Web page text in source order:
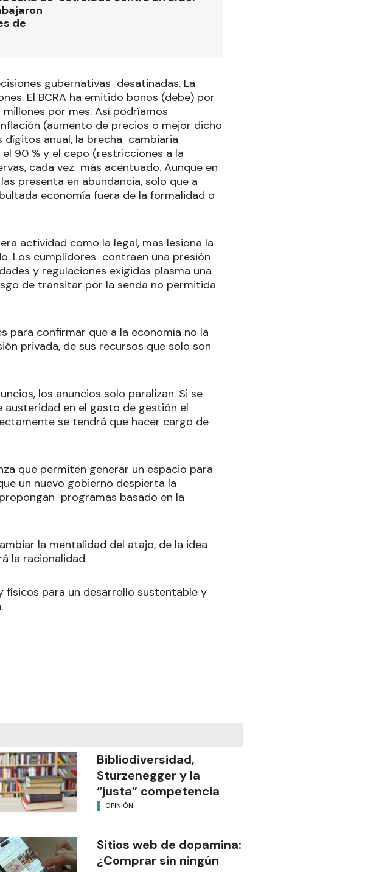
de
gubernativas desatinadas. La
El BCRA ha emitido bonos (debe) por
por mes. Así podríamos
(aumento de precios o mejor dicho
dígitos anual, la brecha cambiaria
90 % y el cepo (restricciones a la
cada vez más acentuado. Aunque en
presenta en abundancia, solo que a
economía fuera de la formalidad o
actividad como la legal, mas lesiona la
Los cumplidores contraen una presión
y regulaciones exigidas plasma una
de transitar por la senda no permitida
para confirmar que a la economía no la
privada, de sus recursos que solo son
los anuncios solo paralizan. Si se
en el gasto de gestión el
se tendrá que hacer cargo de
que permiten generar un espacio para
un nuevo gobierno despierta la
programas basado en la
la mentalidad del atajo, de la idea
la racionalidad.
físicos para un desarrollo sustentable y
Bibliodiversidad,
Sturzenegger y la
“justa” competencia
OPINIÓN
Sitios web de dopamina:
¿Comprar sin ningún